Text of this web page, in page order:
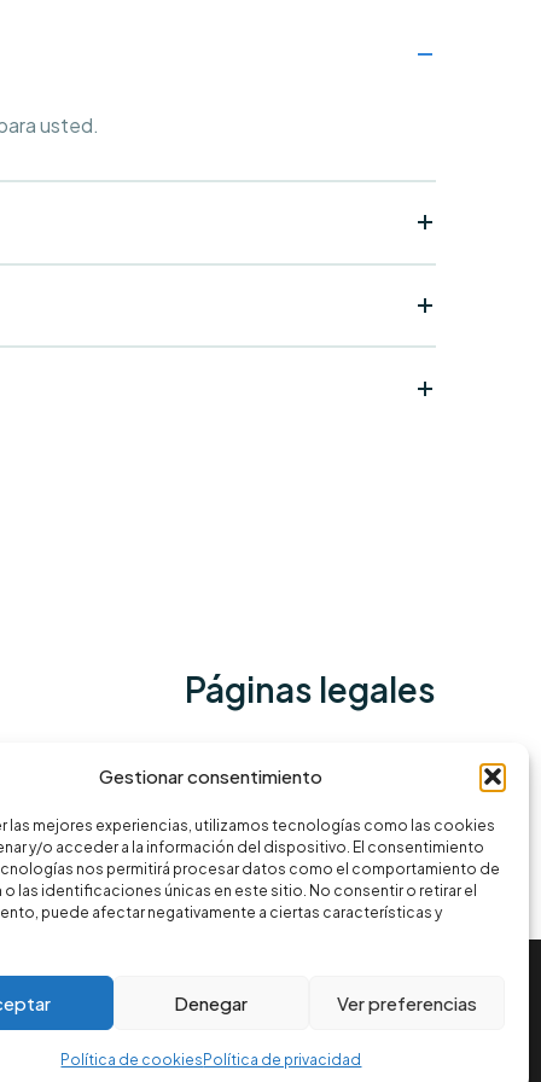
Gestionar consentimiento
las mejores experiencias, utilizamos tecnologías como las cookies
y/o acceder a la información del dispositivo. El consentimiento
nos permitirá procesar datos como el comportamiento de
o las identificaciones únicas en este sitio. No consentir o retirar el
puede afectar negativamente a ciertas características y
Denegar Ver preferencias
Política de cookies Política de privacidad
usted.
Páginas legales
Política de cookies